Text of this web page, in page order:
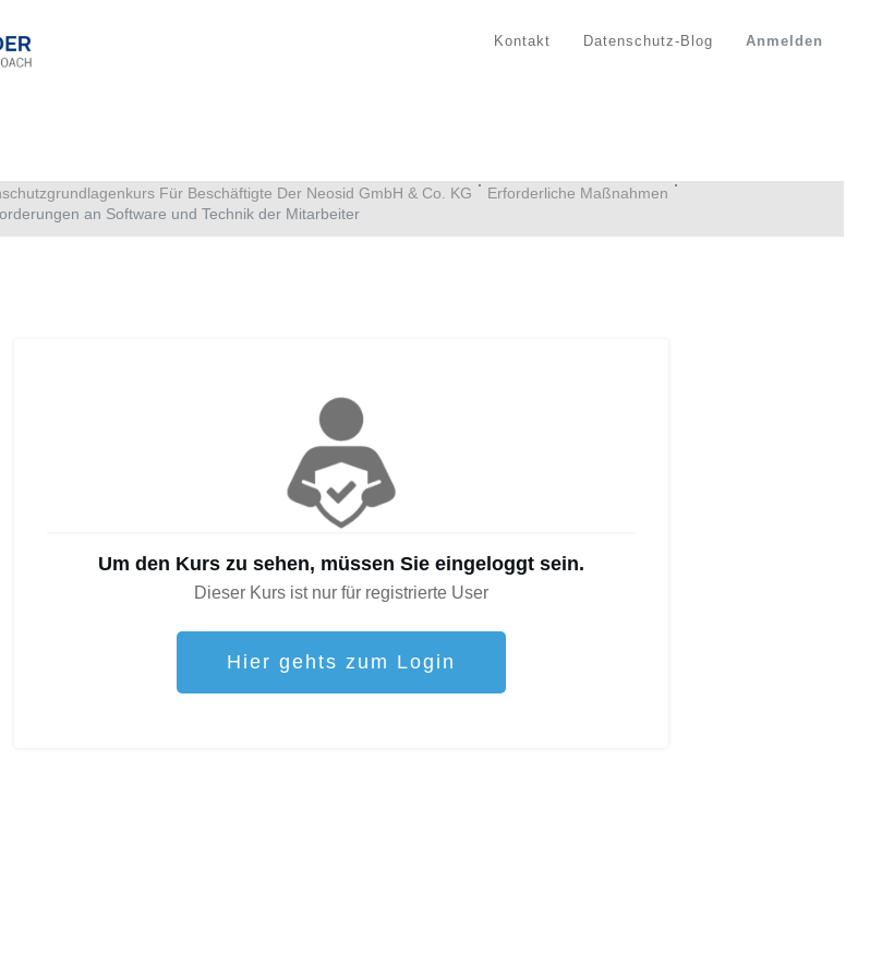
Kontakt Datenschutz-Blog Anmelden
Für Beschäftigte Der Neosid GmbH & Co. KG
Erforderliche Maßnahmen
an Software und Technik der Mitarbeiter
Um den Kurs zu sehen, müssen Sie eingeloggt sein.
Dieser Kurs ist nur für registrierte User
Hier gehts zum Login